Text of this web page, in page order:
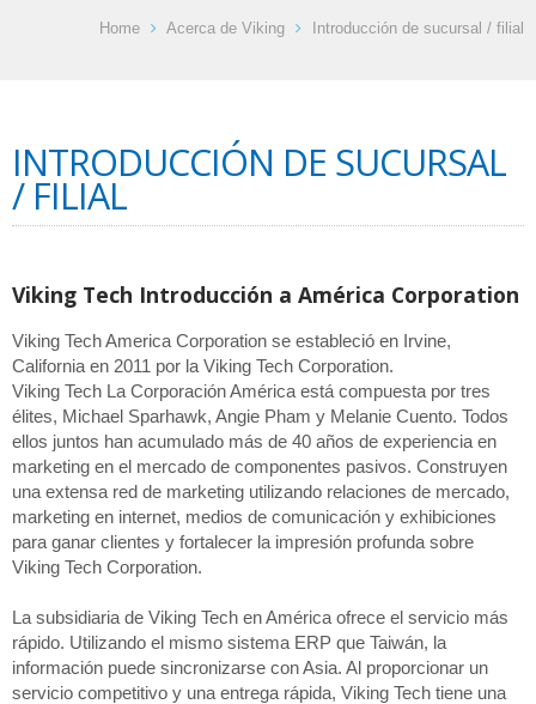
Home Acerca de Viking Introducción de sucursal / filial
INTRODUCCIÓN DE SUCURSAL
/ FILIAL
Viking Tech Introducción a América Corporation
Viking Tech America Corporation se estableció en Irvine,
California en 2011 por la Viking Tech Corporation.
Viking Tech La Corporación América está compuesta por tres
élites, Michael Sparhawk, Angie Pham y Melanie Cuento. Todos
ellos juntos han acumulado más de 40 años de experiencia en
marketing en el mercado de componentes pasivos. Construyen
una extensa red de marketing utilizando relaciones de mercado,
marketing en internet, medios de comunicación y exhibiciones
para ganar clientes y fortalecer la impresión profunda sobre
Viking Tech Corporation.
La subsidiaria de Viking Tech en América ofrece el servicio más
rápido. Utilizando el mismo sistema ERP que Taiwán, la
información puede sincronizarse con Asia. Al proporcionar un
servicio competitivo y una entrega rápida, Viking Tech tiene una